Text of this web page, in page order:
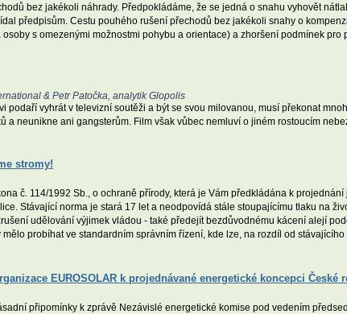
bez jakékoli náhrady. Předpokládáme, že se jedná o snahu vyhovět
předpisům. Cestu pouhého rušení přechodů bez jakékoli snahy o
s omezenými možnostmi pohybu a orientace) a zhoršení podmínek pro
& Petr Patočka, analytik Glopolis
podaří vyhrát v televizní soutěži a být se svou milovanou, musí překonat
a neunikne ani gangsterům. Film však vůbec nemluví o jiném rostoucím
stromy!
č. 114/1992 Sb., o ochraně přírody, která je Vám předkládána k
Stávající norma je stará 17 let a neodpovídá stále stoupajícímu tlaku na
udělování výjimek vládou - také předejít bezdůvodnému kácení alejí
probíhat ve standardním správním řízení, kde lze, na rozdíl od stávajícího
EUROSOLAR k projednávané energetické koncepci České
připomínky k zprávě Nezávislé energetické komise pod vedením